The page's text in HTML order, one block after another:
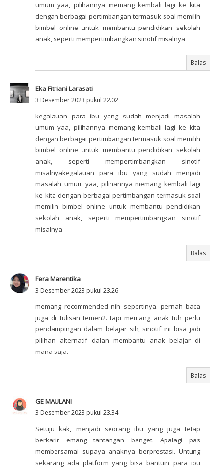
umum yaa, pilihannya memang kembali lagi ke kita
dengan berbagai pertimbangan termasuk soal memilih
bimbel online untuk membantu pendidikan sekolah
anak, seperti mempertimbangkan sinotif misalnya
Balas
Eka Fitriani Larasati
3 Desember 2023 pukul 22.02
kegalauan para ibu yang sudah menjadi masalah
umum yaa, pilihannya memang kembali lagi ke kita
dengan berbagai pertimbangan termasuk soal memilih
bimbel online untuk membantu pendidikan sekolah
anak, seperti mempertimbangkan sinotif
misalnyakegalauan para ibu yang sudah menjadi
masalah umum yaa, pilihannya memang kembali lagi
ke kita dengan berbagai pertimbangan termasuk soal
memilih bimbel online untuk membantu pendidikan
sekolah anak, seperti mempertimbangkan sinotif
misalnya
Balas
Fera Marentika
3 Desember 2023 pukul 23.26
memang recommended nih sepertinya. pernah baca
juga di tulisan temen2. tapi memang anak tuh perlu
pendampingan dalam belajar sih, sinotif ini bisa jadi
pilihan alternatif dalan membantu anak belajar di
mana saja.
Balas
GE MAULANI
3 Desember 2023 pukul 23.34
Setuju kak, menjadi seorang ibu yang juga tetap
berkarir emang tantangan banget. Apalagi pas
membersamai supaya anaknya berprestasi. Untung
sekarang ada platform yang bisa bantuin para ibu